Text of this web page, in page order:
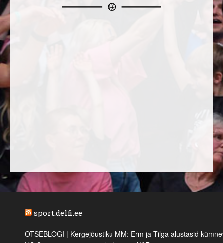
sport.delfi.ee
OTSEBLOGI | Kergejõustiku MM: Erm ja Tilga alustasid